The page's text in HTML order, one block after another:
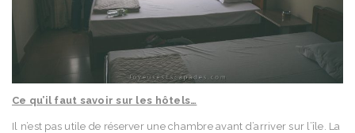
Ce qu’il faut savoir sur les hôtels…
Il n’est pas utile de réserver une chambre avant d’arriver sur l’île. La